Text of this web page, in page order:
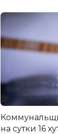
на сутки 16